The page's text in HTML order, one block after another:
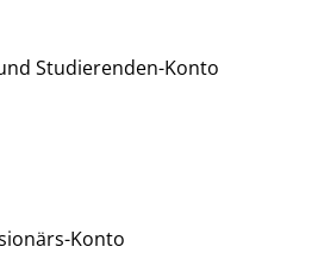
Studierenden-Konto
Konto